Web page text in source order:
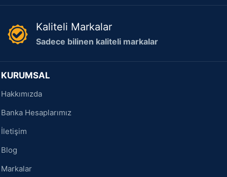
Kaliteli Markalar
Sadece bilinen kaliteli markalar
KURUMSAL
Hakkımızda
Banka Hesaplarımız
İletişim
Blog
Markalar